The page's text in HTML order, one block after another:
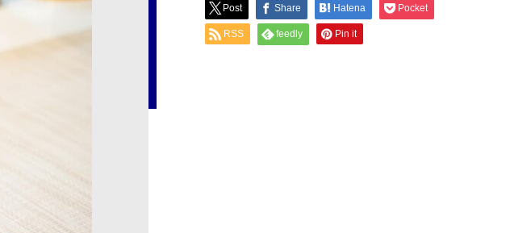
Post Share Hatena Pocket
RSS feedly Pin it